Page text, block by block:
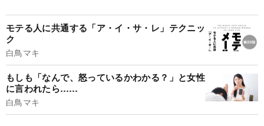
モテる人に共通する「ア・イ・サ・レ」テクニッ
ク
白鳥マキ
もしも「なんで、怒っているかわかる？」と女性
に言われたら……
白鳥マキ